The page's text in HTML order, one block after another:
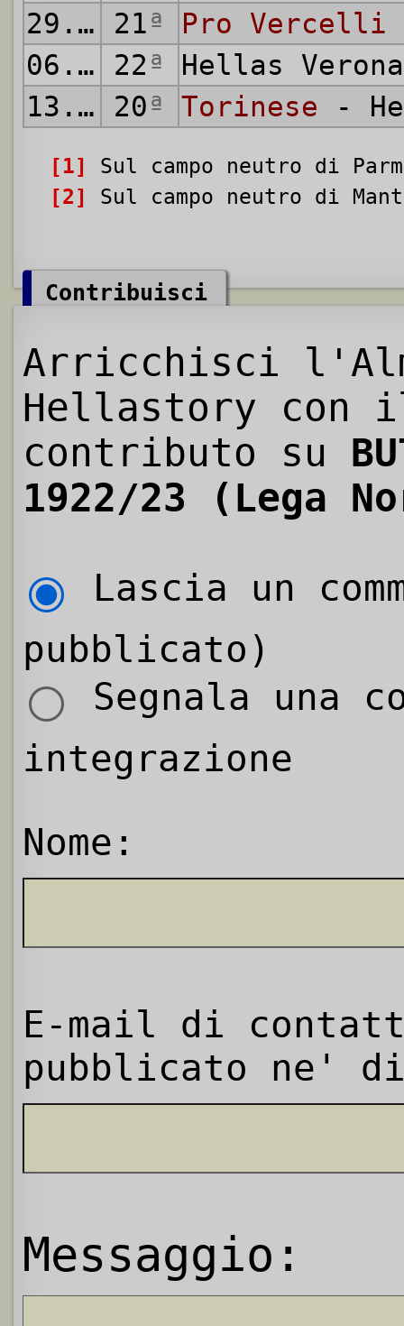
29.04.1923
21ª Pro Vercelli
06.05.1923
22ª
Hellas
13.05.1923
20ª Torinese -
[1]
Sul campo neutro di
[2]
Sul campo neutro di
Contribuisci
Arricchisci
Hellastory con
contributo su
1922/23 (Lega
Lascia un
pubblicato)
Segnala una
integrazione
Nome:
E-mail di
pubblicato ne'
Messaggio: